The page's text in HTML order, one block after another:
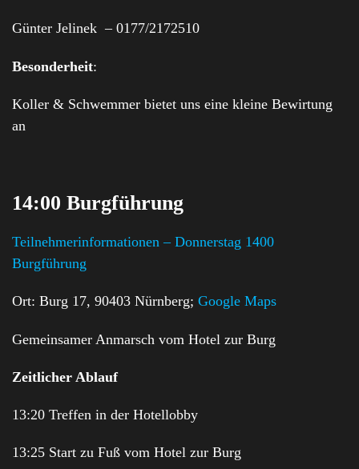
Günter Jelinek – 0177/2172510
Besonderheit:
Koller & Schwemmer bietet uns eine kleine Bewirtung
an
14:00 Burgführung
Teilnehmerinformationen – Donnerstag 1400
Burgführung
Ort: Burg 17, 90403 Nürnberg; Google Maps
Gemeinsamer Anmarsch vom Hotel zur Burg
Zeitlicher Ablauf
13:20 Treffen in der Hotellobby
13:25 Start zu Fuß vom Hotel zur Burg